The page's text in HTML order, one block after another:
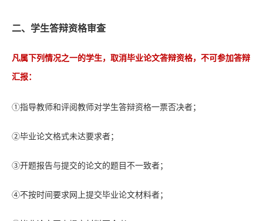
二、学生答辩资格审查
凡属下列情况之一的学生，取消毕业论文答辩资格，不可参加答辩
汇报：
①指导教师和评阅教师对学生答辩资格一票否决者；
②毕业论文格式未达要求者；
③开题报告与提交的论文的题目不一致者；
④不按时间要求网上提交毕业论文材料者；